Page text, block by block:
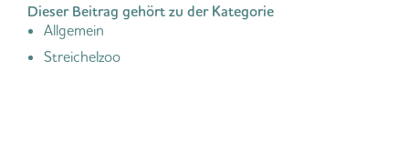
Dieser Beitrag gehört zu der Kategorie
Allgemein
Streichelzoo